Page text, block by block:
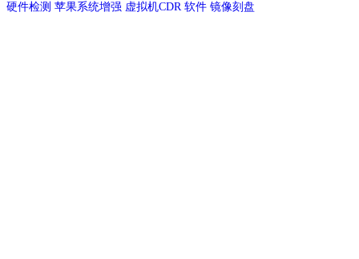
硬件检测 苹果系统增强 虚拟机CDR 软件 镜像刻盘